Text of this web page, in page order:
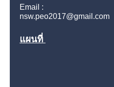
Email :
nsw.peo2017@gmail.com
แผนที่